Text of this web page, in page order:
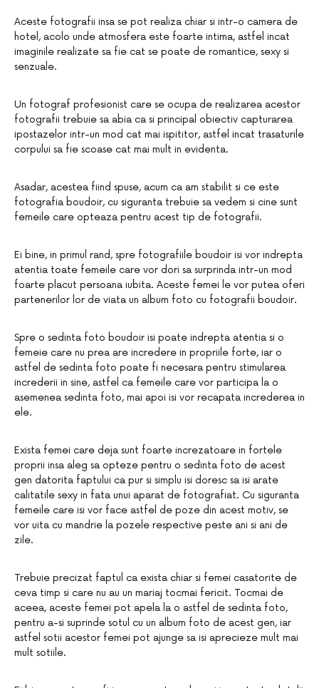
Aceste fotografii insa se pot realiza chiar si intr-o camera de
hotel, acolo unde atmosfera este foarte intima, astfel incat
imaginile realizate sa fie cat se poate de romantice, sexy si
senzuale.
Un fotograf profesionist care se ocupa de realizarea acestor
fotografii trebuie sa abia ca si principal obiectiv capturarea
ipostazelor intr-un mod cat mai ispititor, astfel incat trasaturile
corpului sa fie scoase cat mai mult in evidenta.
Asadar, acestea fiind spuse, acum ca am stabilit si ce este
fotografia boudoir, cu siguranta trebuie sa vedem si cine sunt
femeile care opteaza pentru acest tip de fotografii.
Ei bine, in primul rand, spre fotografiile boudoir isi vor indrepta
atentia toate femeile care vor dori sa surprinda intr-un mod
foarte placut persoana iubita. Aceste femei le vor putea oferi
partenerilor lor de viata un album foto cu fotografii boudoir.
Spre o sedinta foto boudoir isi poate indrepta atentia si o
femeie care nu prea are incredere in propriile forte, iar o
astfel de sedinta foto poate fi necesara pentru stimularea
increderii in sine, astfel ca femeile care vor participa la o
asemenea sedinta foto, mai apoi isi vor recapata increderea in
ele.
Exista femei care deja sunt foarte increzatoare in fortele
proprii insa aleg sa opteze pentru o sedinta foto de acest
gen datorita faptului ca pur si simplu isi doresc sa isi arate
calitatile sexy in fata unui aparat de fotografiat. Cu siguranta
femeile care isi vor face astfel de poze din acest motiv, se
vor uita cu mandrie la pozele respective peste ani si ani de
zile.
Trebuie precizat faptul ca exista chiar si femei casatorite de
ceva timp si care nu au un mariaj tocmai fericit. Tocmai de
aceea, aceste femei pot apela la o astfel de sedinta foto,
pentru a-si suprinde sotul cu un album foto de acest gen, iar
astfel sotii acestor femei pot ajunge sa isi aprecieze mult mai
mult sotiile.